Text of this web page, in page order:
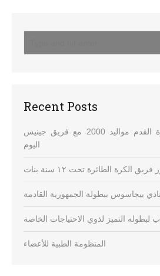
Recent Posts
التقاء فريق النادي لكرة القدم مواليد 2000 مع فريق جينيس
اليوم
فريق الكرة الطائرة تحت ١٢ سنة بنات
بيجاسوس ببطولة الجمهورية القادمة
لبطوله التميز لذوي الاحتياجات الخاصة
المنظومة الطبية للأعضاء